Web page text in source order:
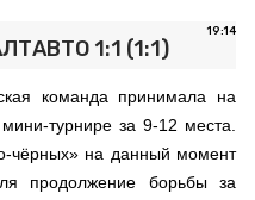
19:14
1:1 (1:1)
команда принимала на
турнире за 9-12 места.
чёрных» на данный момент
продолжение борьбы за